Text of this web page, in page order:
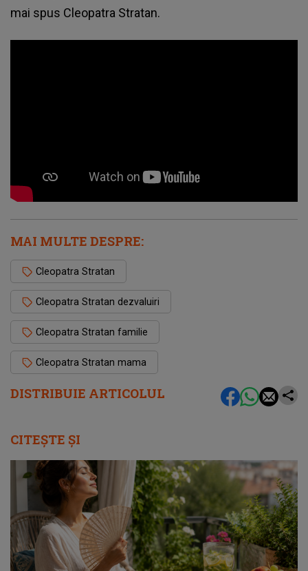
DISTRIBUIE ARTICOLUL
mai spus Cleopatra Stratan.
MAI MULTE DESPRE:
Cleopatra Stratan
Cleopatra Stratan dezvaluiri
Cleopatra Stratan familie
Cleopatra Stratan mama
CITEȘTE ȘI